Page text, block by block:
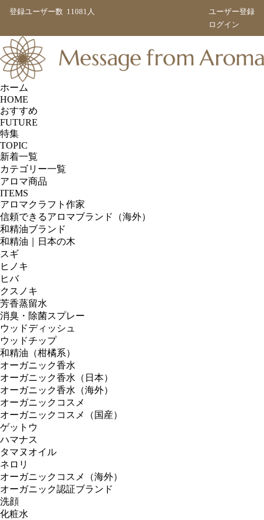
登録ユーザー数 11081人
ユーザー登録
ログイン
ホーム
HOME
おすすめ
FUTURE
特集
TOPIC
新着一覧
カテゴリー一覧
アロマ商品
ITEMS
アロマクラフト作家
信頼できるアロマブランド（海外）
和精油ブランド
和精油｜日本の木
スギ
ヒノキ
ヒバ
クスノキ
芳香蒸留水
消臭・除菌スプレー
ウッドディッシュ
ウッドチップ
和精油（柑橘系）
オーガニック香水
オーガニック香水（日本）
オーガニック香水（海外）
オーガニックコスメ
オーガニックコスメ（国産）
ゲットウ
ハマナス
タマヌオイル
ネロリ
オーガニックコスメ（海外）
オーガニック認証ブランド
洗顔
化粧水